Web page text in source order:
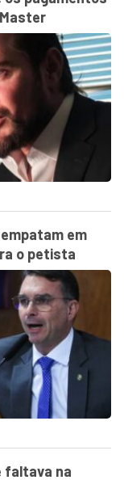
em
o petista
faltava na